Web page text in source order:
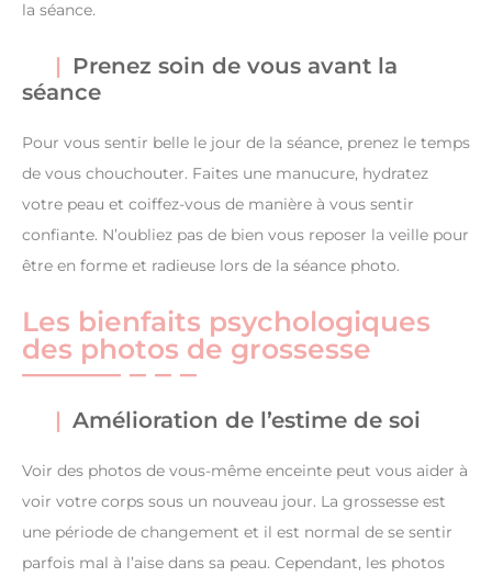
la séance.
Prenez soin de vous avant la
séance
Pour vous sentir belle le jour de la séance, prenez le temps
de vous chouchouter. Faites une manucure, hydratez
votre peau et coiffez-vous de manière à vous sentir
confiante. N’oubliez pas de bien vous reposer la veille pour
être en forme et radieuse lors de la séance photo.
Les bienfaits psychologiques
des photos de grossesse
Amélioration de l’estime de soi
Voir des photos de vous-même enceinte peut vous aider à
voir votre corps sous un nouveau jour. La grossesse est
une période de changement et il est normal de se sentir
parfois mal à l’aise dans sa peau. Cependant, les photos